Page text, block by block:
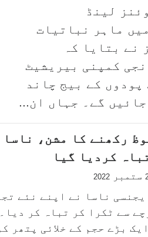
لینڈ
ماہر نباتیات
نے بتایا کہ
کمپنی بیریشیٹ
پودوں کے بیج چاند
گے۔ جہاں ان...
رکھنے کا مشن، ناسا
کردیا گیا
ستمبر 2022
ناسا نے اپنے نئے
سے ٹکرا کر تباہ کر
بڑے حجم کے خلائی پتھر